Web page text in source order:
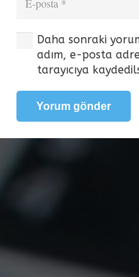
Daha sonraki
adım, e-posta
tarayıcıya
Yorum gönder